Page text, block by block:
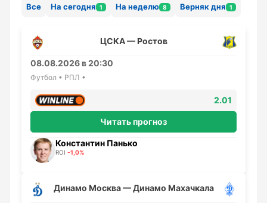
Все На сегодня 1 На неделю 8 Верняк дня 1
ЦСКА — Ростов
08.08.2026 в 20:30
Футбол • РПЛ •
2.01
Читать прогноз
Константин Панько
ROI -1,0%
Динамо Москва — Динамо Махачкала